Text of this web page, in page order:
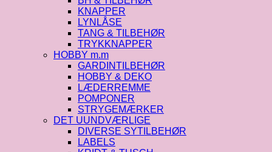
KNAPPER
LYNLÅSE
TANG & TILBEHØR
TRYKKNAPPER
HOBBY m.m
GARDINTILBEHØR
HOBBY & DEKO
LÆDERREMME
POMPONER
STRYGEMÆRKER
DET UUNDVÆRLIGE
DIVERSE SYTILBEHØR
LABELS